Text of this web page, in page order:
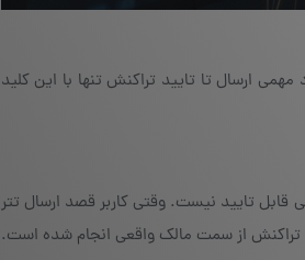
ارسال تا تایید تراکنش تنها با این کلید
تایید نیست. وقتی کاربر قصد ارسال تتر
تراکنش از سمت مالک واقعی انجام شده است.